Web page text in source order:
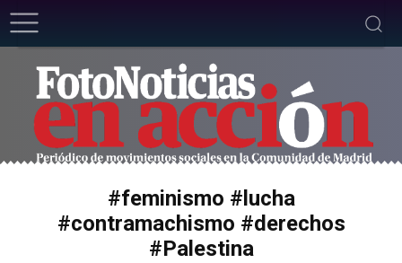
#feminismo #lucha
#contramachismo #derechos
#Palestina